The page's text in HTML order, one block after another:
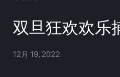
双旦狂欢欢乐
12月 19, 2022